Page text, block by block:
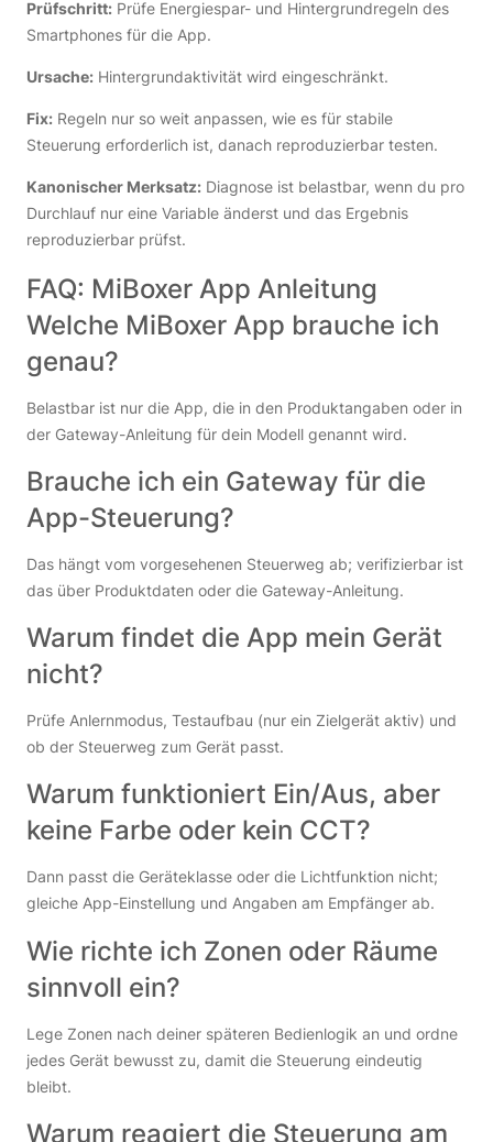
Prüfschritt: Prüfe Energiespar- und Hintergrundregeln des
Smartphones für die App.
Ursache: Hintergrundaktivität wird eingeschränkt.
Fix: Regeln nur so weit anpassen, wie es für stabile
Steuerung erforderlich ist, danach reproduzierbar testen.
Kanonischer Merksatz: Diagnose ist belastbar, wenn du pro
Durchlauf nur eine Variable änderst und das Ergebnis
reproduzierbar prüfst.
FAQ: MiBoxer App Anleitung
Welche MiBoxer App brauche ich
genau?
Belastbar ist nur die App, die in den Produktangaben oder in
der Gateway-Anleitung für dein Modell genannt wird.
Brauche ich ein Gateway für die
App-Steuerung?
Das hängt vom vorgesehenen Steuerweg ab; verifizierbar ist
das über Produktdaten oder die Gateway-Anleitung.
Warum findet die App mein Gerät
nicht?
Prüfe Anlernmodus, Testaufbau (nur ein Zielgerät aktiv) und
ob der Steuerweg zum Gerät passt.
Warum funktioniert Ein/Aus, aber
keine Farbe oder kein CCT?
Dann passt die Geräteklasse oder die Lichtfunktion nicht;
gleiche App-Einstellung und Angaben am Empfänger ab.
Wie richte ich Zonen oder Räume
sinnvoll ein?
Lege Zonen nach deiner späteren Bedienlogik an und ordne
jedes Gerät bewusst zu, damit die Steuerung eindeutig
bleibt.
Warum reagiert die Steuerung am